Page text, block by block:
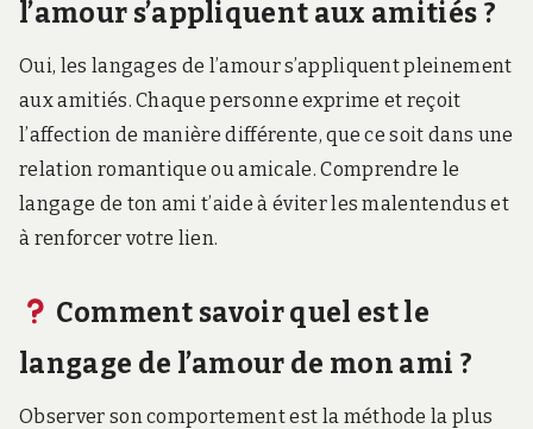
l’amour s’appliquent aux amitiés ?
Oui, les langages de l’amour s’appliquent pleinement
aux amitiés. Chaque personne exprime et reçoit
l’affection de manière différente, que ce soit dans une
relation romantique ou amicale. Comprendre le
langage de ton ami t’aide à éviter les malentendus et
à renforcer votre lien.
Comment savoir quel est le
langage de l’amour de mon ami ?
Observer son comportement est la méthode la plus